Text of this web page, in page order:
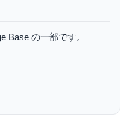
Base の一部です。